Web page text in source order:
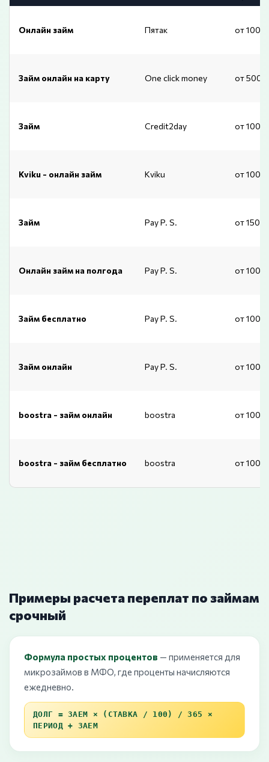
Онлайн займ Пятак от
Займ онлайн на карту One click money от 500
Займ Credit2day от
Kviku - онлайн займ Kviku от 1000
Займ Pay P. S. от
Онлайн займ на полгода Pay P. S. от 1000
Займ бесплатно Pay P. S. от 1000
Займ онлайн Pay P. S. от
boostra - займ онлайн boostra от
boostra - займ бесплатно boostra от
Примеры расчета переплат по займам
срочный
Формула простых процентов — применяется для
микрозаймов в МФО, где проценты начисляются
ежедневно.
ДОЛГ = ЗАЕМ × (СТАВКА / 100) / 365 ×
ПЕРИОД + ЗАЕМ